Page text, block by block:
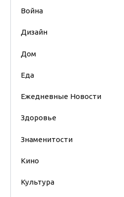
Война
Дизайн
Дом
Еда
Ежедневные Новости
Здоровье
Знаменитости
Кино
Культура